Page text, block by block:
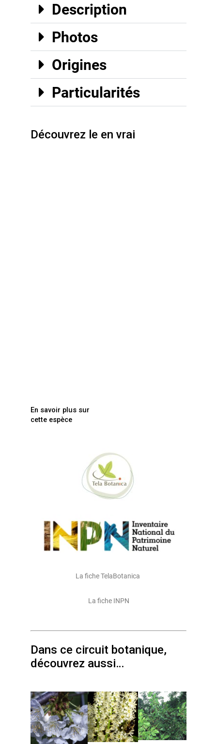
Description
Photos
Origines
Particularités
Découvrez le en vrai
En savoir plus sur
cette espèce
La fiche TelaBotanica
La fiche INPN
Dans ce circuit botanique,
découvrez aussi…